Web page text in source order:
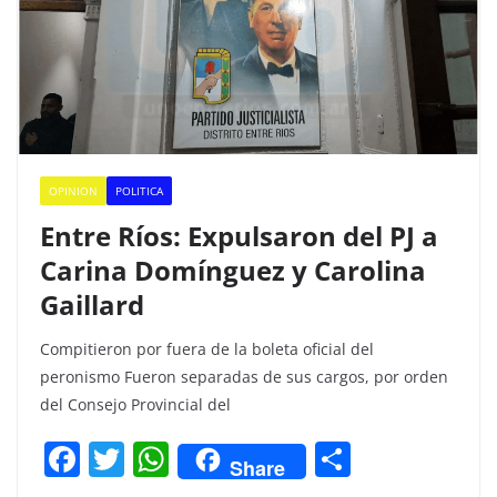
OPINION POLITICA
Entre Ríos: Expulsaron del PJ a
Carina Domínguez y Carolina
Gaillard
Compitieron por fuera de la boleta oficial del
peronismo Fueron separadas de sus cargos, por orden
del Consejo Provincial del
F T W Share